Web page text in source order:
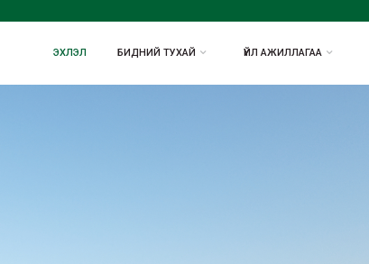
ЭХЛЭЛ БИДНИЙ ТУХАЙ ҮЙЛ АЖИЛЛАГАА